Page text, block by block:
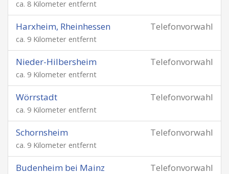
ca. 8 Kilometer entfernt
Telefonvorwahl
Harxheim, Rheinhessen
ca. 9 Kilometer entfernt
Telefonvorwahl
Nieder-Hilbersheim
ca. 9 Kilometer entfernt
Telefonvorwahl
Wörrstadt
ca. 9 Kilometer entfernt
Telefonvorwahl
Schornsheim
ca. 9 Kilometer entfernt
Telefonvorwahl
Budenheim bei Mainz